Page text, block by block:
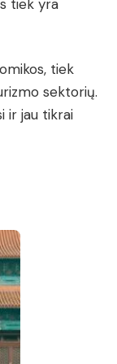
tiek yra
tiek
sektorių.
ir jau tikrai